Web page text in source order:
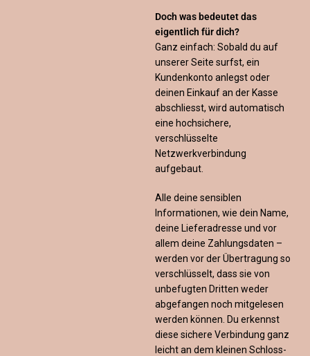
Doch was bedeutet das
eigentlich für dich?
Ganz einfach: Sobald du auf
unserer Seite surfst, ein
Kundenkonto anlegst oder
deinen Einkauf an der Kasse
abschliesst, wird automatisch
eine hochsichere,
verschlüsselte
Netzwerkverbindung
aufgebaut.
Alle deine sensiblen
Informationen, wie dein Name,
deine Lieferadresse und vor
allem deine Zahlungsdaten –
werden vor der Übertragung so
verschlüsselt, dass sie von
unbefugten Dritten weder
abgefangen noch mitgelesen
werden können. Du erkennst
diese sichere Verbindung ganz
leicht an dem kleinen Schloss-